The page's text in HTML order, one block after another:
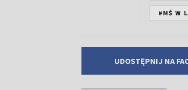
#MŚ W
UDOSTĘPNIJ NA